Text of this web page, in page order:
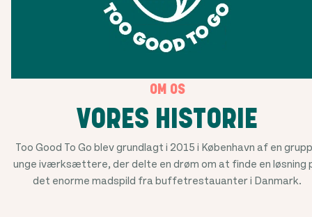
OM OS
VORES HISTORIE
Too Good To Go blev grundlagt i 2015 i København af en
unge iværksættere, der delte en drøm om at finde en løsning
det enorme madspild fra buffetrestauanter i Danmark.